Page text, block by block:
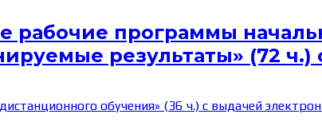
рабочие программы
результаты» (72 ч.)